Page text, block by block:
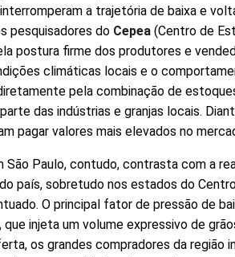
a trajetória de baixa e
pesquisadores do Cepea (Centro de
postura firme dos produtores e
climáticas locais e o
pela combinação de
das indústrias e granjas locais.
pagar valores mais elevados no
São Paulo, contudo, contrasta com a
país, sobretudo nos estados do
O principal fator de pressão de
que injeta um volume expressivo de
os grandes compradores da